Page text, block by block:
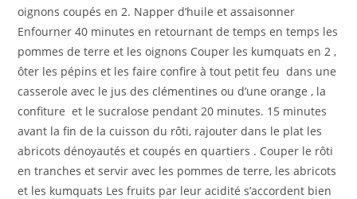
oignons coupés en 2. Napper d’huile et assaisonner
Enfourner 40 minutes en retournant de temps en temps les
pommes de terre et les oignons Couper les kumquats en 2 ,
ôter les pépins et les faire confire à tout petit feu dans une
casserole avec le jus des clémentines ou d’une orange , la
confiture et le sucralose pendant 20 minutes. 15 minutes
avant la fin de la cuisson du rôti, rajouter dans le plat les
abricots dénoyautés et coupés en quartiers . Couper le rôti
en tranches et servir avec les pommes de terre, les abricots
et les kumquats Les fruits par leur acidité s’accordent bien